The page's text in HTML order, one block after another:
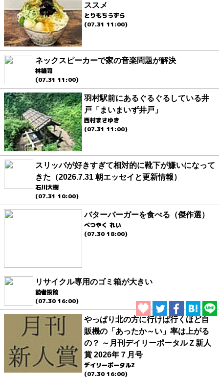
ススメ
とりもちうずら
(07.31 11:00)
ネックスピーカーで家の音楽問題が解決
林雄司
(07.31 11:00)
羽村駅前にあるぐるぐるしている井
戸「まいまいず井戸」
西村まさゆき
(07.31 11:00)
スリッパが好きすぎて相対的に靴下が嫌いになって
きた（2026.7.31 朝エッセイと更新情報）
石川大樹
(07.31 10:00)
バターバーガーを食べる（傑作選）
べつやく れい
(07.30 18:00)
リサイクル専用のゴミ箱が大きい
読者投稿
(07.30 16:00)
やっぱり北の方に行けば行くほど自
販機の「あったか～い」率は上がる
の？ ～月刊デイリーポータルＺ新人
賞 2026年７月号
デイリーポータルZ
(07.30 16:00)